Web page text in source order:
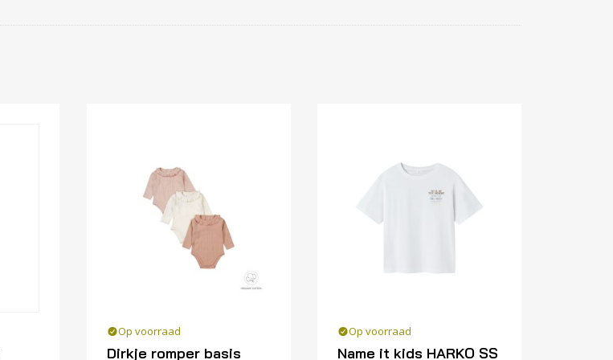
Op voorraad
Dirkje romper basis
Op voorraad
Name it kids HARKO SS